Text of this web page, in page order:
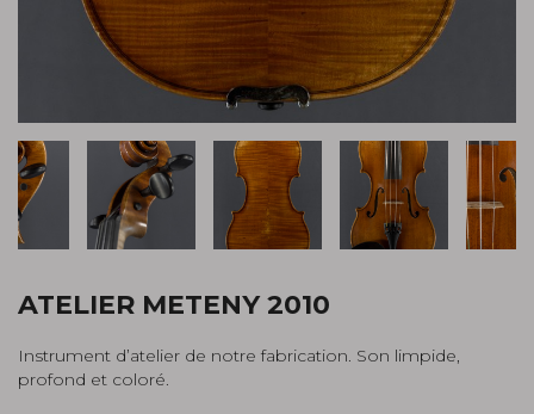
ATELIER METENY 2010
Instrument d’atelier de notre fabrication. Son limpide,
profond et coloré.